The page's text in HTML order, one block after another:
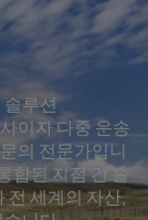
솔루션
이자 다중 운송
의 전문가입니
합된 지점 간 솔
전 세계의 자산,